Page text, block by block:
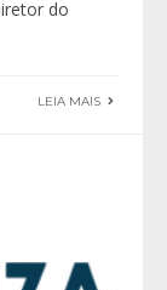
do
LEIA MAIS